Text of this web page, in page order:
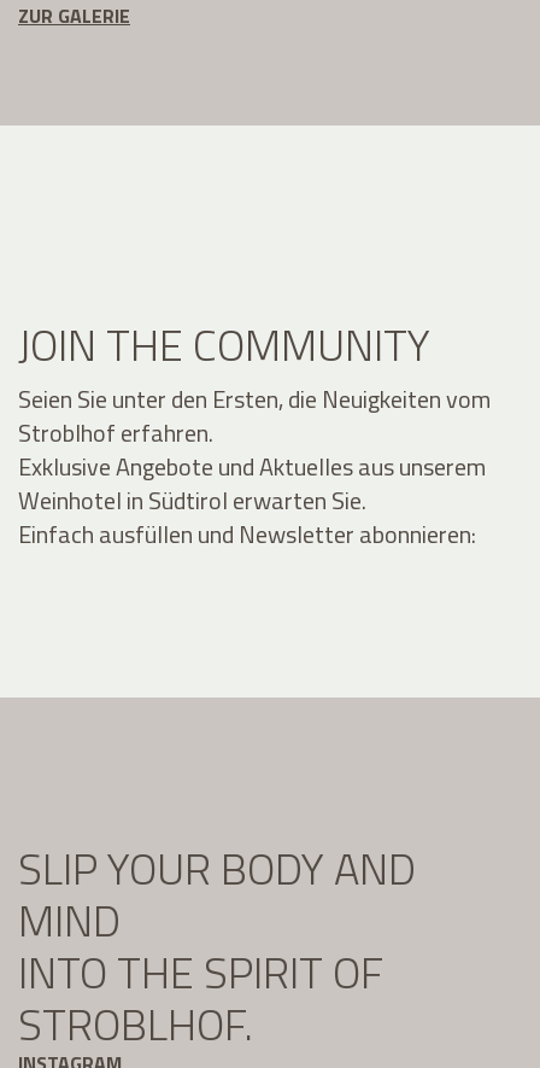
ZUR GALERIE
JOIN THE COMMUNITY
Seien Sie unter den Ersten, die Neuigkeiten vom
Stroblhof erfahren.
Exklusive Angebote und Aktuelles aus unserem
Weinhotel in Südtirol erwarten Sie.
Einfach ausfüllen und Newsletter abonnieren:
SLIP YOUR BODY AND
MIND
INTO THE SPIRIT OF
STROBLHOF.